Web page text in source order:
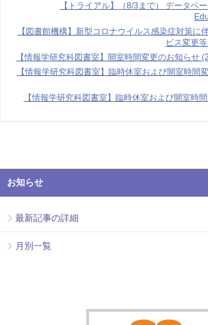
【トライアル】（8/3まで） データベ
【図書館機構】新型コロナウイルス感染症対策に
ビス変更
【情報学研究科図書室】開室時間変更のお知らせ
【情報学研究科図書室】臨時休室および開室時間
【情報学研究科図書室】臨時休室および開室時
お知らせ
最新記事の詳細
月別一覧